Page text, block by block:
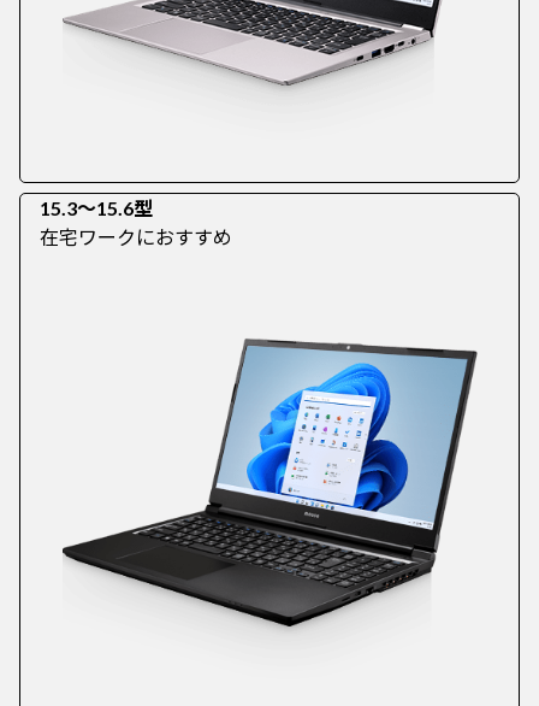
15.3～15.6型
在宅ワークにおすすめ